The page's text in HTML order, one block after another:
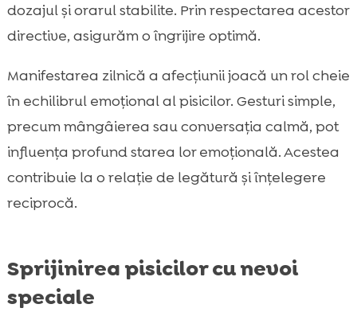
dozajul și orarul stabilite. Prin respectarea acestor
directive, asigurăm o îngrijire optimă.
Manifestarea zilnică a afecțiunii joacă un rol cheie
în echilibrul emoțional al pisicilor. Gesturi simple,
precum mângâierea sau conversația calmă, pot
influența profund starea lor emoțională. Acestea
contribuie la o relație de legătură și înțelegere
reciprocă.
Sprijinirea pisicilor cu nevoi
speciale